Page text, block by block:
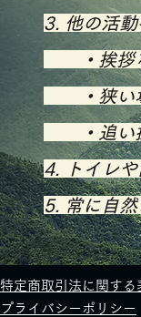
​3. 他の活
・挨拶な
・狭い場
・追い抜
4. トイレ
​5. 常に自
特定商取引法に関する
​プライバシーポリシー